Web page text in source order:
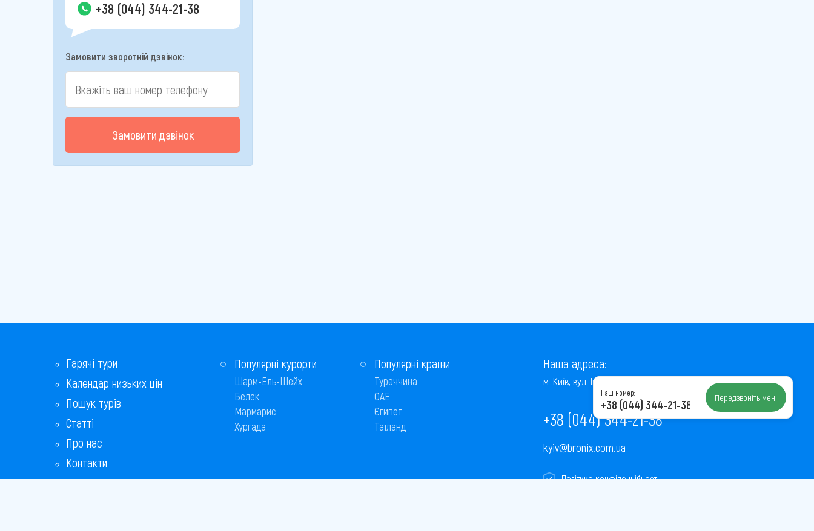
+38 (044) 344-21-38
Замовити зворотній дзвінок:
Замовити дзвінок
Гарячі тури
Календар низьких цін
Пошук турів
Статті
Про нас
Контакти
Бонусна програма
Популярні курорти
Шарм-Ель-Шейх
Белек
Мармарис
Хургада
Популярні країни
Туреччина
ОАЕ
Єгипет
Таїланд
Наша адреса:
м. Київ, вул. Інститутська, 22/7, оф. 41
+38 (044) 344-21-38
kyiv@bronix.com.ua
Політика конфіденційності
Наш номер:
+38 (044) 344-21-38 Передзвоніть мені